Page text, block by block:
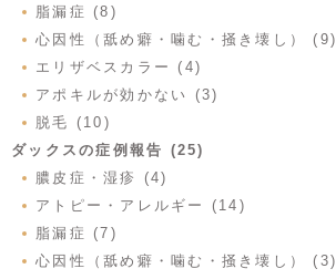
脂漏症 (8)
心因性（舐め癖・噛む・掻き壊し） (9)
エリザベスカラー (4)
アポキルが効かない (3)
脱毛 (10)
ダックスの症例報告 (25)
膿皮症・湿疹 (4)
アトピー・アレルギー (14)
脂漏症 (7)
心因性（舐め癖・噛む・掻き壊し） (3)